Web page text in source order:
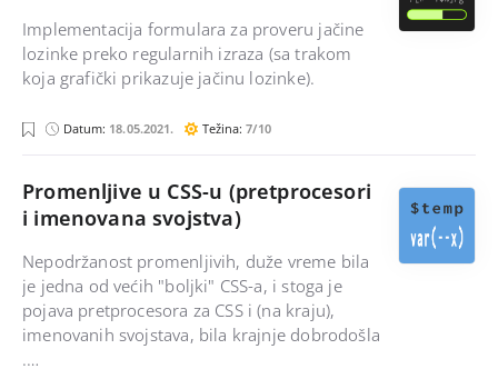
Implementacija formulara za proveru jačine
lozinke preko regularnih izraza (sa trakom
koja grafički prikazuje jačinu lozinke).
Datum: 18.05.2021. Težina:7/10
v
s
c
t
s
Promenljive u CSS-u (pretprocesori
i imenovana svojstva)
Nepodržanost promenljivih, duže vreme bila
je jedna od većih "boljki" CSS-a, i stoga je
pojava pretprocesora za CSS i (na kraju),
imenovanih svojstava, bila krajnje dobrodošla
.…